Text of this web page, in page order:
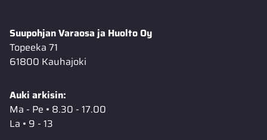
Suupohjan Varaosa ja Huolto Oy
Topeeka 71
61800 Kauhajoki
Auki arkisin:
Ma - Pe • 8.30 - 17.00
La • 9 - 13